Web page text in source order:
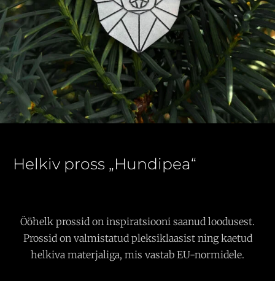
Helkiv pross „Hundipea“
Ööhelk prossid on inspiratsiooni saanud loodusest.
Prossid on valmistatud pleksiklaasist ning kaetud
helkiva materjaliga, mis vastab EU-normidele.